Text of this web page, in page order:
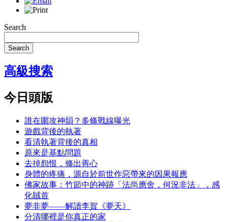
Search
Search
高級搜索
今日頭版
誰在圍攻神韻？多條戰線曝光
遊戲背後的執著
看清執著背後的真相
原來是基點問題
去掉怨恨，修出善心
身體的疼痛，源自於前世作惡帶來的因果報應
佛家故事：竹節中的神跡「法尚應舍，何況非法」，感
化賊首
夢非夢——解讀李賀《夢天》
分清哪裡是你真正的家